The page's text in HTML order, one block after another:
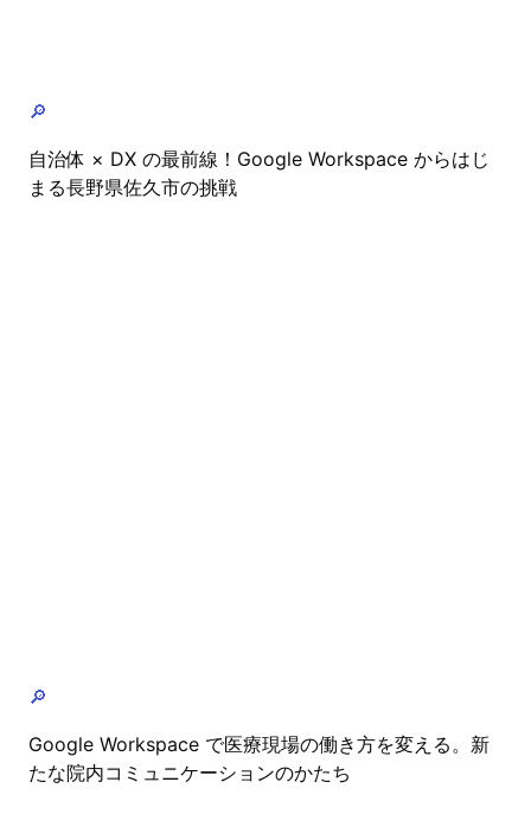
🔎
自治体 × DX の最前線！Google Workspace からはじ
まる長野県佐久市の挑戦
🔎
Google Workspace で医療現場の働き方を変える。新
たな院内コミュニケーションのかたち